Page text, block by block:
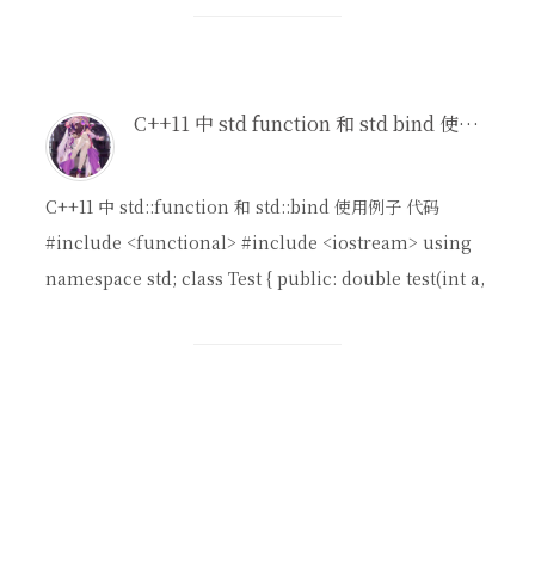
C++11 中 std function 和 std bind 使用例子
C++11 中 std::function 和 std::bind 使用例子 代码
#include <functional> #include <iostream> using
namespace std; class Test { public: double test(int a,